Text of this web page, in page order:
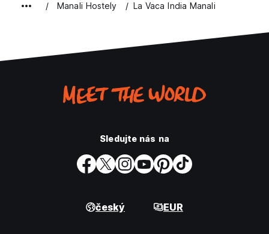
Manali Hostely La Vaca India Manali
Sledujte nás na
český EUR